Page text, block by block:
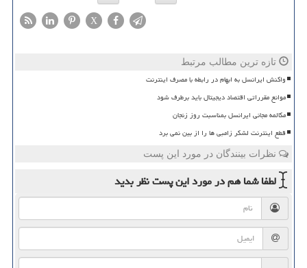
X
تازه ترین مطالب مرتبط
واکنش ایرانسل به ابهام در رابطه با مصرف اینترنت
موانع مقرراتی اقتصاد دیجیتال باید برطرف شود
مکالمه مجانی ایرانسل بمناسبت روز زنجان
قطع اینترنت لشکر زامبی ها را از بین نمی برد
نظرات بینندگان در مورد این پست
لطفا شما همدر مورد این پستنظر بدید